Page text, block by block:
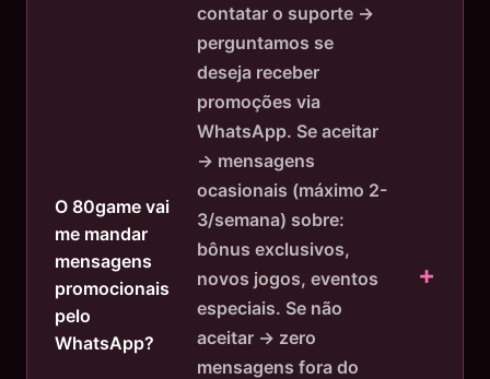
O 80game vai
me mandar
mensagens
promocionais
pelo
WhatsApp?
contatar o suporte →
perguntamos se
deseja receber
promoções via
WhatsApp. Se aceitar
→ mensagens
ocasionais (máximo 2-
3/semana) sobre:
bônus exclusivos,
novos jogos, eventos
especiais. Se não
aceitar → zero
mensagens fora do